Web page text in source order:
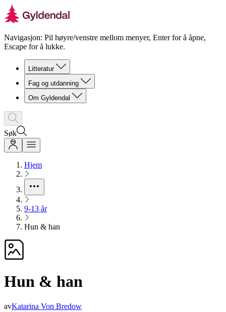
Navigasjon: Pil høyre/venstre mellom menyer, Enter for å åpne,
Escape for å lukke.
Litteratur
Fag og utdanning
Om Gyldendal
Søk
Hjem
9-13 år
Hun & han
Hun & han
avKatarina Von Bredow